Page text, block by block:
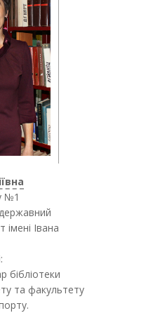
№1
імені Івана
бібліотеки
та факультету